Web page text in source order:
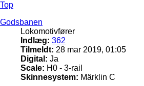
Top
Godsbanen
Lokomotivfører
Indlæg: 362
Tilmeldt: 28 mar 2019, 01:05
Digital: Ja
Scale: H0 - 3-rail
Skinnesystem: Märklin C